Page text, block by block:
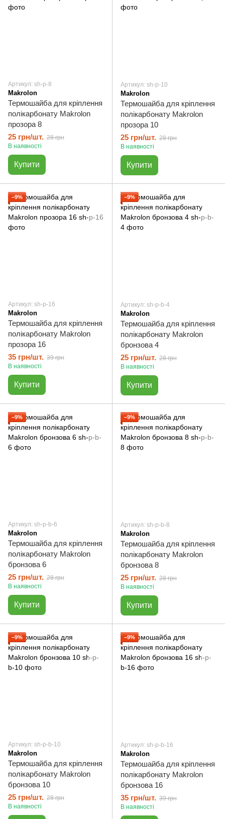
Артикул: sh-p-8
Makrolon
Термошайба для кріплення
полікарбонату Makrolon
прозора 8
25 грн/шт. 28 грн
В наявності
Купити
Артикул: sh-p-10
Makrolon
Термошайба для кріплення
полікарбонату Makrolon
прозора 10
25 грн/шт. 28 грн
В наявності
Купити
−9%
Артикул: sh-p-16
Makrolon
Термошайба для кріплення
полікарбонату Makrolon
прозора 16
35 грн/шт. 39 грн
В наявності
Купити
−9%
Артикул: sh-p-b-4
Makrolon
Термошайба для кріплення
полікарбонату Makrolon
бронзова 4
25 грн/шт. 28 грн
В наявності
Купити
−9%
Артикул: sh-p-b-6
Makrolon
Термошайба для кріплення
полікарбонату Makrolon
бронзова 6
25 грн/шт. 28 грн
В наявності
Купити
−9%
Артикул: sh-p-b-8
Makrolon
Термошайба для кріплення
полікарбонату Makrolon
бронзова 8
25 грн/шт. 28 грн
В наявності
Купити
−9%
Артикул: sh-p-b-10
Makrolon
Термошайба для кріплення
полікарбонату Makrolon
бронзова 10
25 грн/шт. 28 грн
В наявності
−9%
Артикул: sh-p-b-16
Makrolon
Термошайба для кріплення
полікарбонату Makrolon
бронзова 16
35 грн/шт. 39 грн
В наявності